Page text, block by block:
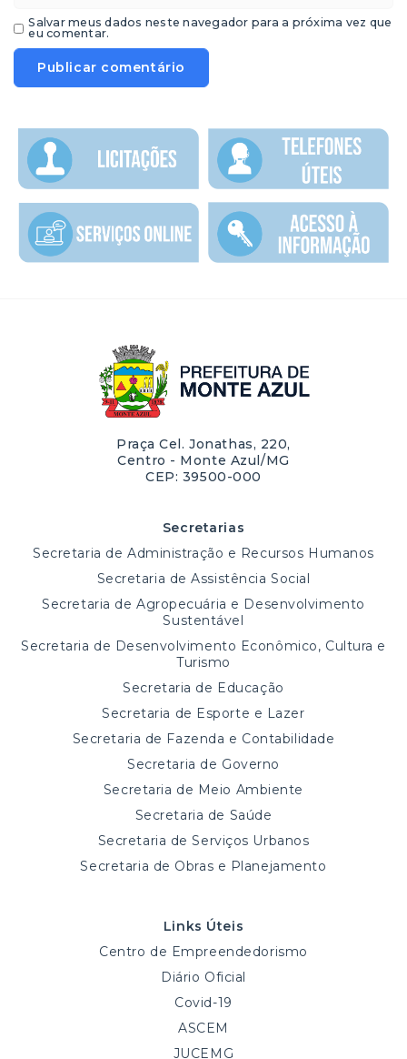
Salvar meus dados neste navegador para a próxima vez que
eu comentar.
Praça Cel. Jonathas, 220,
Centro - Monte Azul/MG
CEP: 39500-000
Secretarias
Secretaria de Administração e Recursos Humanos
Secretaria de Assistência Social
Secretaria de Agropecuária e Desenvolvimento
Sustentável
Secretaria de Desenvolvimento Econômico, Cultura e
Turismo
Secretaria de Educação
Secretaria de Esporte e Lazer
Secretaria de Fazenda e Contabilidade
Secretaria de Governo
Secretaria de Meio Ambiente
Secretaria de Saúde
Secretaria de Serviços Urbanos
Secretaria de Obras e Planejamento
Links Úteis
Centro de Empreendedorismo
Diário Oficial
Covid-19
ASCEM
JUCEMG